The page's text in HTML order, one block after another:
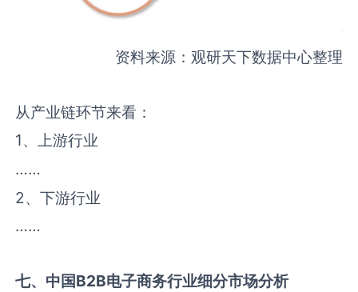
资料来源：观研天下数据中心整理
从产业链环节来看：
1、上游行业
……
2、下游行业
……
七、中国B2B电子商务行业细分市场分析